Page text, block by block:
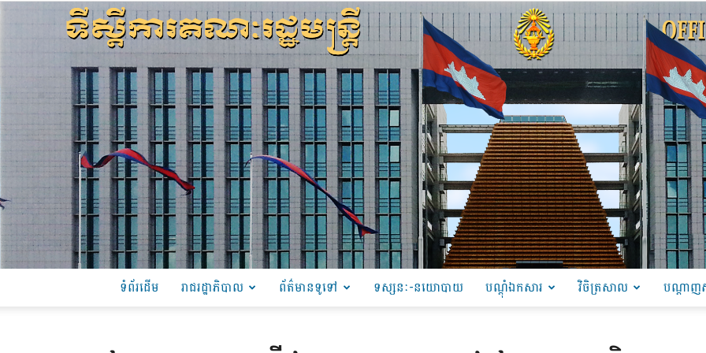
ទំព័រដើម រាជរដ្ឋាភិបាល ព័ត៌មានទូទៅ ទស្សនៈ-នយោបាយ បណ្ដុំឯកសារ វិចិត្រសាល បណ្តាញ